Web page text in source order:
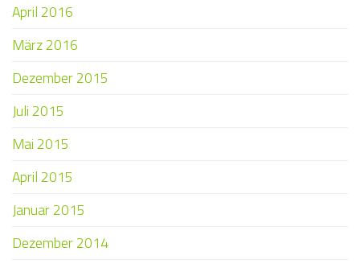
April 2016
März 2016
Dezember 2015
Juli 2015
Mai 2015
April 2015
Januar 2015
Dezember 2014